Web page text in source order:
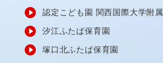
認定こども園 関西国際大学附属
汐江ふたば保育園
塚口北ふたば保育園